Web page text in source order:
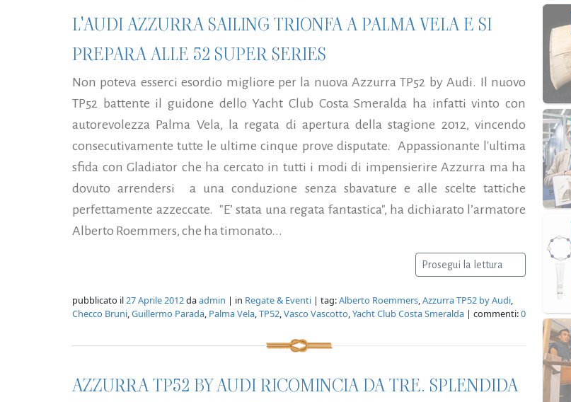
L'AUDI AZZURRA SAILING TRIONFA A PALMA VELA E SI
PREPARA ALLE 52 SUPER SERIES
Non poteva esserci esordio migliore per la nuova Azzurra TP52 by Audi. Il nuovo
TP52 battente il guidone dello Yacht Club Costa Smeralda ha infatti vinto con
autorevolezza Palma Vela, la regata di apertura della stagione 2012, vincendo
consecutivamente tutte le ultime cinque prove disputate. Appassionante l'ultima
sfida con Gladiator che ha cercato in tutti i modi di impensierire Azzurra ma ha
dovuto arrendersi a una conduzione senza sbavature e alle scelte tattiche
perfettamente azzeccate. "E’ stata una regata fantastica", ha dichiarato l’armatore
Alberto Roemmers, che ha timonato...
Prosegui la lettura
pubblicato il27 Aprile 2012daadmin | in Regate & Eventi | tag:Alberto Roemmers,Azzurra TP52 by Audi,
Checco Bruni,Guillermo Parada, Palma Vela,TP52,Vasco Vascotto,Yacht Club Costa Smeralda | commenti:0
AZZURRA TP52 BY AUDI RICOMINCIA DA TRE. SPLENDIDA